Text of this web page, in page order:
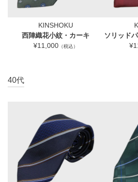
KINSHOKU
西陣織花小紋・カーキ
¥11,000 （税込）
ソリッド
40代